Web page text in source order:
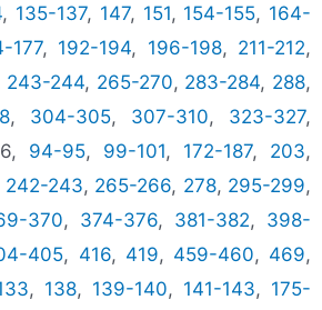
, 135-137, 147, 151, 154-155, 164-
177, 192-194, 196-198, 211-212,
243-244, 265-270, 283-284, 288,
, 304-305, 307-310, 323-327,
94-95, 99-101, 172-187, 203,
242-243, 265-266, 278, 295-299,
370, 374-376, 381-382, 398-
405, 416, 419, 459-460, 469,
, 138, 139-140, 141-143, 175-